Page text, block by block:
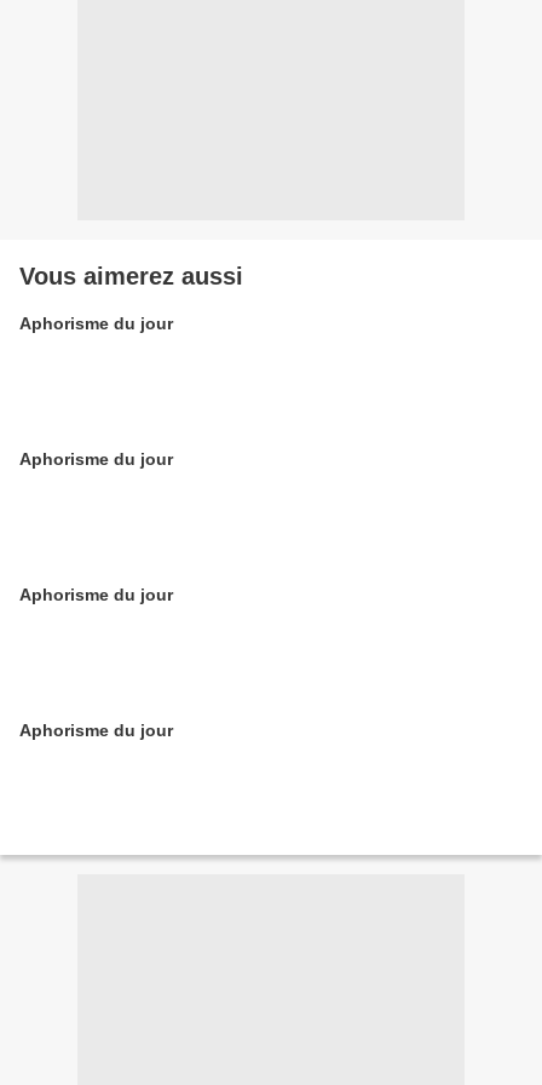
Vous aimerez aussi
Aphorisme du jour
Aphorisme du jour
Aphorisme du jour
Aphorisme du jour